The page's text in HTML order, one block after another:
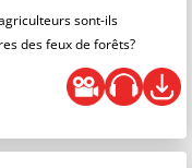
sont-ils
des feux de forêts?